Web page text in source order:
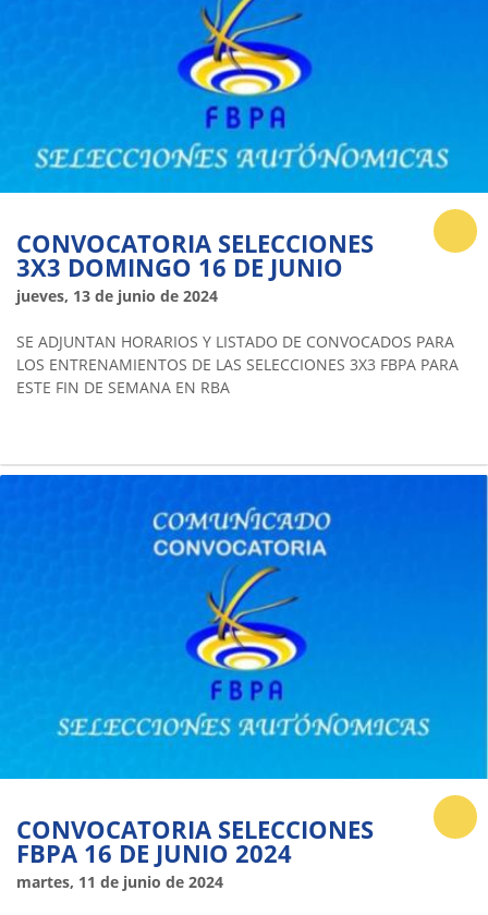
CONVOCATORIA SELECCIONES
3X3 DOMINGO 16 DE JUNIO
jueves, 13 de junio de 2024
SE ADJUNTAN HORARIOS Y LISTADO DE CONVOCADOS PARA
LOS ENTRENAMIENTOS DE LAS SELECCIONES 3X3 FBPA PARA
ESTE FIN DE SEMANA EN RBA
CONVOCATORIA SELECCIONES
FBPA 16 DE JUNIO 2024
martes, 11 de junio de 2024